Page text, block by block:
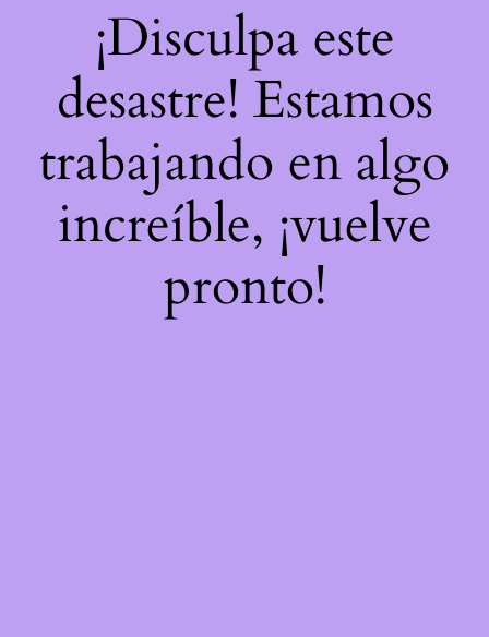
¡Disculpa este
desastre! Estamos
trabajando en algo
increíble, ¡vuelve
pronto!